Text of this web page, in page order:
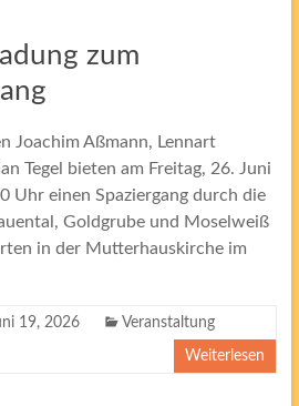
zum
Joachim Aßmann, Lennart
Tegel bieten am Freitag, 26. Juni
Uhr einen Spaziergang durch die
Goldgrube und Moselweiß
in der Mutterhauskirche im
19, 2026 Veranstaltung
Weiterlesen